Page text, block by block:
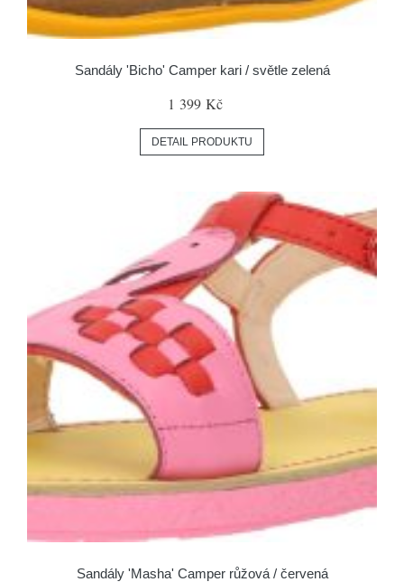
Sandály 'Bicho' Camper kari / světle zelená
1 399 Kč
DETAIL PRODUKTU
Sandály 'Masha' Camper růžová / červená